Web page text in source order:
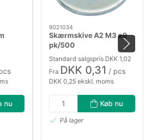
nu
9021034
Skærmskive A2 M3 ø9
pk/500
Standard salgspris DKK 1,02
Fra DKK 0,31 / pcs
DKK 0,25 ekskl. moms
Køb nu
På lager